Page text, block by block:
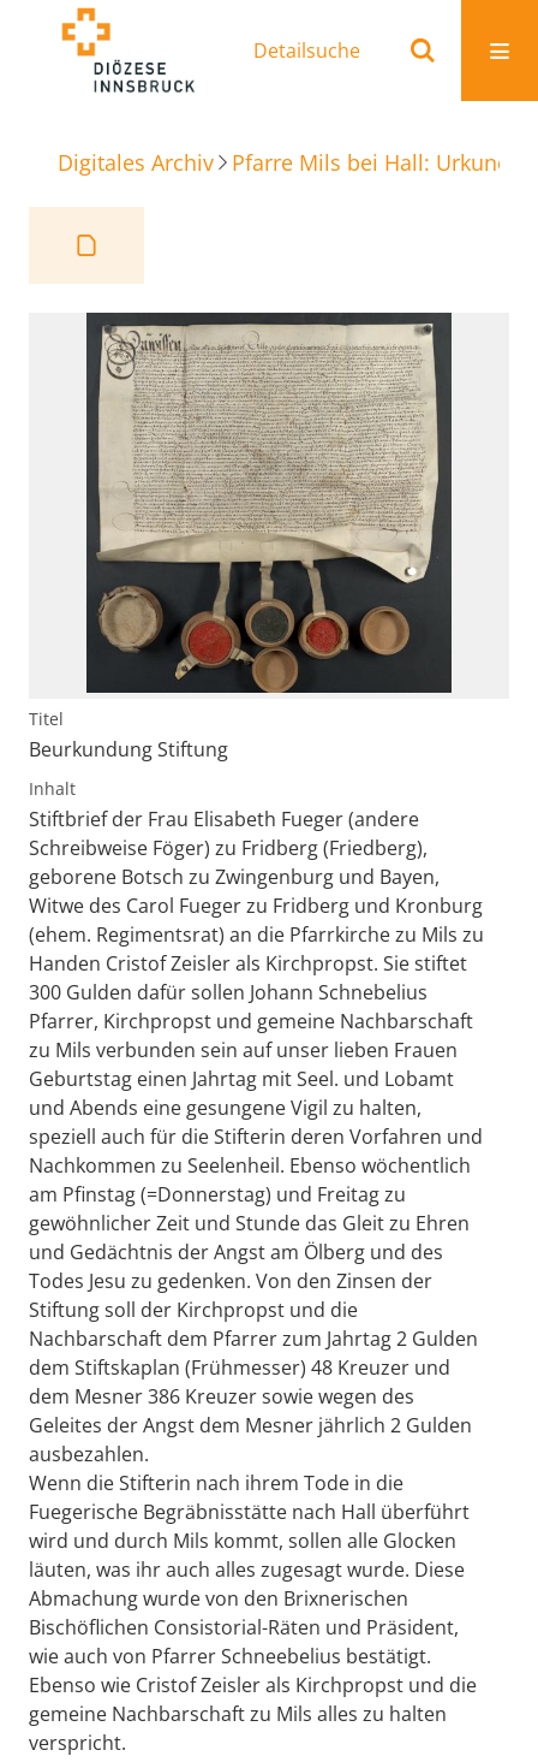
Detailsuche
Digitales Archiv Pfarre Mils bei Hall: Urkunden
Titel
Beurkundung Stiftung
Inhalt
Stiftbrief der Frau Elisabeth Fueger (andere
Schreibweise Föger) zu Fridberg (Friedberg),
geborene Botsch zu Zwingenburg und Bayen,
Witwe des Carol Fueger zu Fridberg und Kronburg
(ehem. Regimentsrat) an die Pfarrkirche zu Mils zu
Handen Cristof Zeisler als Kirchpropst. Sie stiftet
300 Gulden dafür sollen Johann Schnebelius
Pfarrer, Kirchpropst und gemeine Nachbarschaft
zu Mils verbunden sein auf unser lieben Frauen
Geburtstag einen Jahrtag mit Seel. und Lobamt
und Abends eine gesungene Vigil zu halten,
speziell auch für die Stifterin deren Vorfahren und
Nachkommen zu Seelenheil. Ebenso wöchentlich
am Pfinstag (=Donnerstag) und Freitag zu
gewöhnlicher Zeit und Stunde das Gleit zu Ehren
und Gedächtnis der Angst am Ölberg und des
Todes Jesu zu gedenken. Von den Zinsen der
Stiftung soll der Kirchpropst und die
Nachbarschaft dem Pfarrer zum Jahrtag 2 Gulden
dem Stiftskaplan (Frühmesser) 48 Kreuzer und
dem Mesner 386 Kreuzer sowie wegen des
Geleites der Angst dem Mesner jährlich 2 Gulden
ausbezahlen.
Wenn die Stifterin nach ihrem Tode in die
Fuegerische Begräbnisstätte nach Hall überführt
wird und durch Mils kommt, sollen alle Glocken
läuten, was ihr auch alles zugesagt wurde. Diese
Abmachung wurde von den Brixnerischen
Bischöflichen Consistorial-Räten und Präsident,
wie auch von Pfarrer Schneebelius bestätigt.
Ebenso wie Cristof Zeisler als Kirchpropst und die
gemeine Nachbarschaft zu Mils alles zu halten
verspricht.